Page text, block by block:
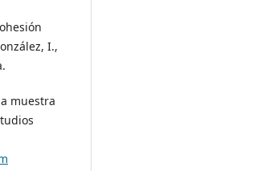
I.,
muestra